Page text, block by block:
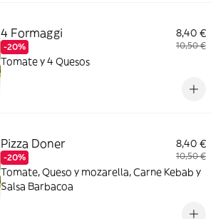
4 Formaggi
-20%
8,40 €
10,50 €
Tomate y 4 Quesos
Pizza Doner
-20%
8,40 €
10,50 €
Tomate, Queso y mozarella, Carne Kebab y
Salsa Barbacoa